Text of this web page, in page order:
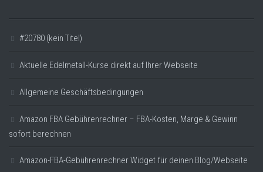
#20780 (kein Titel)
Aktuelle Edelmetall-Kurse direkt auf Ihrer Webseite
Allgemeine Geschäftsbedingungen
Amazon FBA Gebührenrechner – FBA-Kosten, Marge & Gewinn
sofort berechnen
Amazon-FBA-Gebührenrechner Widget für deinen Blog/Webseite